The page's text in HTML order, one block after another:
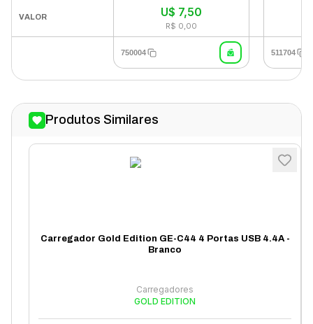
VALOR U$ 7,50
R$ 0,00
750004 511704
Produtos Similares
Carregador Gold Edition GE-C44 4 Portas USB 4.4A -
Branco
Carregadores
GOLD EDITION